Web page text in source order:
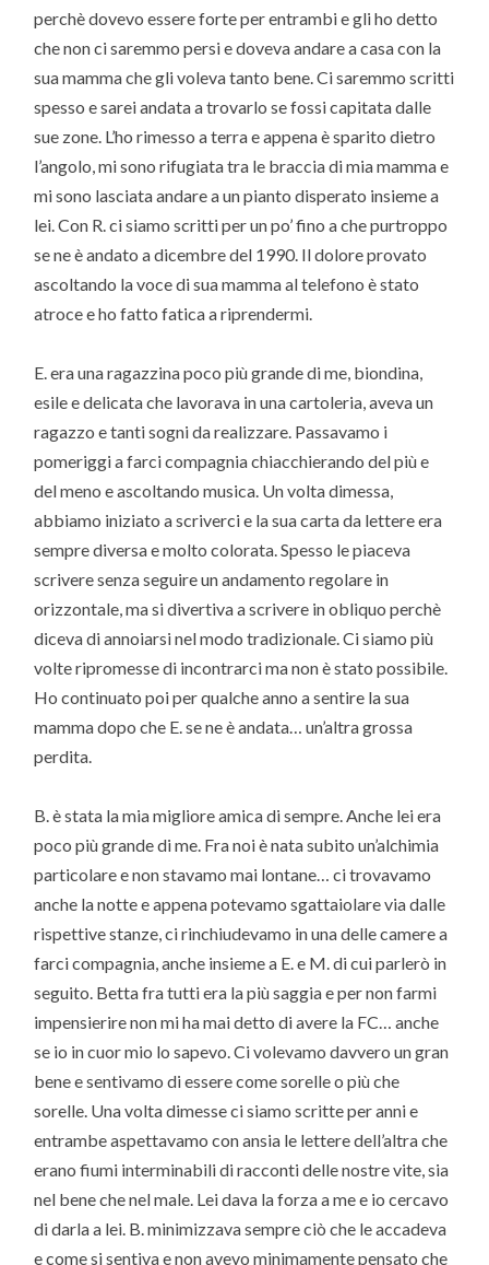
perchè dovevo essere forte per entrambi e gli ho detto
che non ci saremmo persi e doveva andare a casa con la
sua mamma che gli voleva tanto bene. Ci saremmo scritti
spesso e sarei andata a trovarlo se fossi capitata dalle
sue zone. L’ho rimesso a terra e appena è sparito dietro
l’angolo, mi sono rifugiata tra le braccia di mia mamma e
mi sono lasciata andare a un pianto disperato insieme a
lei. Con R. ci siamo scritti per un po’ fino a che purtroppo
se ne è andato a dicembre del 1990. Il dolore provato
ascoltando la voce di sua mamma al telefono è stato
atroce e ho fatto fatica a riprendermi.
E. era una ragazzina poco più grande di me, biondina,
esile e delicata che lavorava in una cartoleria, aveva un
ragazzo e tanti sogni da realizzare. Passavamo i
pomeriggi a farci compagnia chiacchierando del più e
del meno e ascoltando musica. Un volta dimessa,
abbiamo iniziato a scriverci e la sua carta da lettere era
sempre diversa e molto colorata. Spesso le piaceva
scrivere senza seguire un andamento regolare in
orizzontale, ma si divertiva a scrivere in obliquo perchè
diceva di annoiarsi nel modo tradizionale. Ci siamo più
volte ripromesse di incontrarci ma non è stato possibile.
Ho continuato poi per qualche anno a sentire la sua
mamma dopo che E. se ne è andata… un’altra grossa
perdita.
B. è stata la mia migliore amica di sempre. Anche lei era
poco più grande di me. Fra noi è nata subito un’alchimia
particolare e non stavamo mai lontane… ci trovavamo
anche la notte e appena potevamo sgattaiolare via dalle
rispettive stanze, ci rinchiudevamo in una delle camere a
farci compagnia, anche insieme a E. e M. di cui parlerò in
seguito. Betta fra tutti era la più saggia e per non farmi
impensierire non mi ha mai detto di avere la FC… anche
se io in cuor mio lo sapevo. Ci volevamo davvero un gran
bene e sentivamo di essere come sorelle o più che
sorelle. Una volta dimesse ci siamo scritte per anni e
entrambe aspettavamo con ansia le lettere dell’altra che
erano fiumi interminabili di racconti delle nostre vite, sia
nel bene che nel male. Lei dava la forza a me e io cercavo
di darla a lei. B. minimizzava sempre ciò che le accadeva
e come si sentiva e non avevo minimamente pensato che